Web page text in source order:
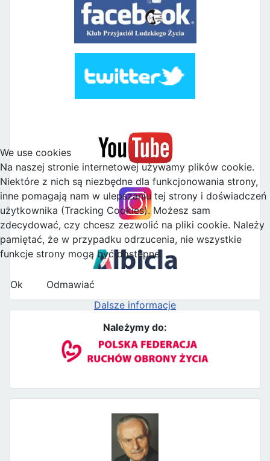
Należymy do:
We use cookies
Na naszej stronie internetowej używamy plików cookie.
Niektóre z nich są niezbędne dla funkcjonowania strony,
inne pomagają nam w ulepszaniu tej strony i doświadczeń
użytkownika (Tracking Cookies). Możesz sam
zdecydować, czy chcesz zezwolić na pliki cookie. Należy
pamiętać, że w przypadku odrzucenia, nie wszystkie
funkcje strony mogą być dostępne.
Ok
Odmawiać
Dalsze informacje